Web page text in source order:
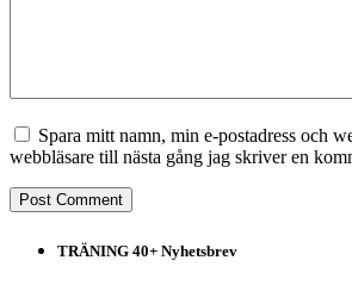
Spara mitt namn, min e-postadress och
webbläsare till nästa gång jag skriver en
TRÄNING 40+ Nyhetsbrev